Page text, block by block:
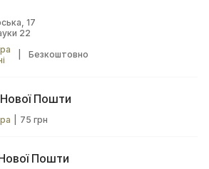
17
22
Безкоштовно
Пошти
75 грн
Пошти